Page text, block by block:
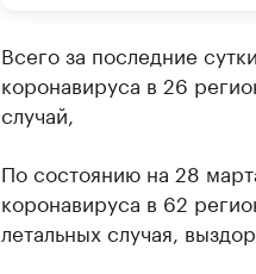
Всего за последние
коронавируса в 26
случай,
По состоянию на 28
коронавируса в 62
летальных случая,